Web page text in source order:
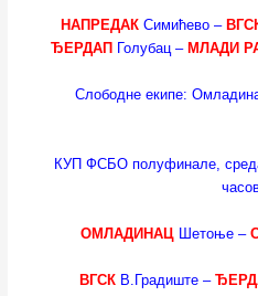
НАПРЕДАКСимићево –
ЂЕРДАП Голубац – МЛАДИ
Слободне екипе:
КУП ФСБО полуфинале,
ОМЛАДИНАЦШетоње –
ВГСКВ.Градиште –